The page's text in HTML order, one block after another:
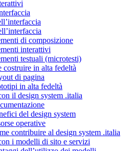
di composizione
interattivi
testuali (microtesti)
costruire in alta fedeltà
di pagina
in alta fedeltà
il design system .italia
del design system
operative
contribuire al design system .italia
i modelli di sito e servizi